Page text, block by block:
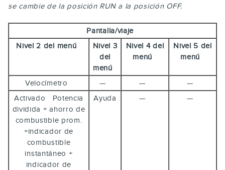
se cambie de la posición RUN a la posición OFF.
Pantalla/viaje
Nivel 2 del menú
Nivel 3
del
menú
Nivel 4 del
menú
Nivel 5 del
menú
Velocímetro — —
—
Activado Potencia
dividida + ahorro de
combustible prom.
+indicador de
combustible
instantáneo +
indicador de
Ayuda — —